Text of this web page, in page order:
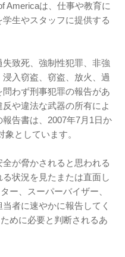
Americaは、仕事や教育に
生やスタッフに提供する
致死、強制性犯罪、非強
入窃盗、窃盗、放火、過
わず刑事犯罪の報告があ
や違法な武器の所有によ
告書は、2007年7月1日か
としています。
が脅かされると思われる
状況を見たまたは直面し
ー、スーパーバイザー、
者に速やかに報告してく
めに必要と判断されるあ